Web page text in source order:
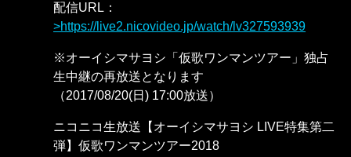
配信URL：
https://live2.nicovideo.jp/watch/lv327593939
※オーイシマサヨシ「仮歌ワンマンツアー」独占
生中継の再放送となります
（2017/08/20(日) 17:00放送）
ニコニコ生放送【オーイシマサヨシ LIVE特集第二
弾】仮歌ワンマンツアー2018